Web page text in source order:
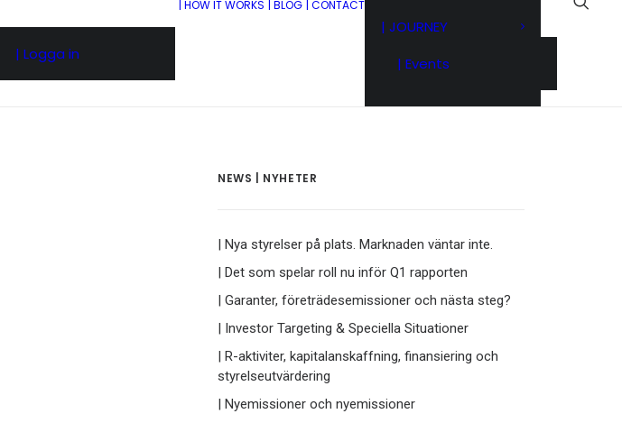
| Logga in
| HOW IT WORKS | BLOG | CONTACT
| JOURNEY
| Events
NEWS | NYHETER
| Nya styrelser på plats. Marknaden väntar inte.
| Det som spelar roll nu inför Q1 rapporten
| Garanter, företrädesemissioner och nästa steg?
| Investor Targeting & Speciella Situationer
| R-aktiviter, kapitalanskaffning, finansiering och
styrelseutvärdering
| Nyemissioner och nyemissioner